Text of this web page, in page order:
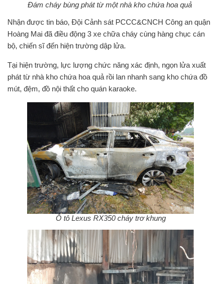
Đám cháy bùng phát từ một nhà kho chứa hoa quả
Nhận được tin báo, Đội Cảnh sát PCCC&CNCH Công an quận
Hoàng Mai đã điều động 3 xe chữa cháy cùng hàng chục cán
bộ, chiến sĩ đến hiện trường dập lửa.
Tại hiện trường, lực lượng chức năng xác định, ngọn lửa xuất
phát từ nhà kho chứa hoa quả rồi lan nhanh sang kho chứa đồ
mút, đệm, đồ nội thất cho quán karaoke.
Ô tô Lexus RX350 cháy trơ khung